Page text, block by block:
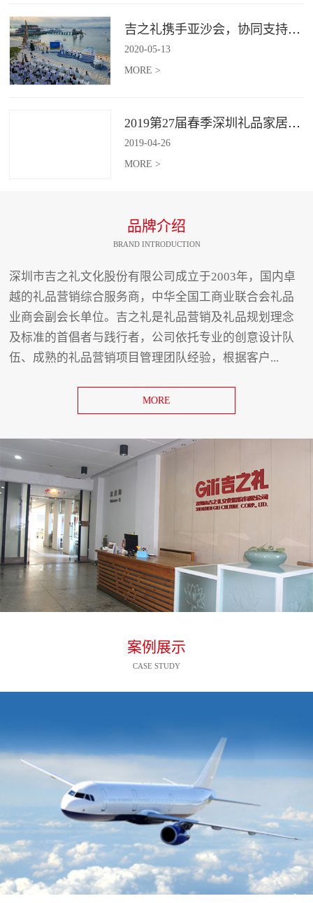
吉之礼携手亚沙会，协同支持、共襄盛举
2020-05-13
MORE >
2019第27届春季深圳礼品家居展开幕 引领礼赠行业新动向
2019-04-26
MORE >
品牌介绍
BRAND INTRODUCTION
深圳市吉之礼文化股份有限公司成立于2003年，国内卓
越的礼品营销综合服务商，中华全国工商业联合会礼品
业商会副会长单位。吉之礼是礼品营销及礼品规划理念
及标准的首倡者与践行者，公司依托专业的创意设计队
伍、成熟的礼品营销项目管理团队经验，根据客户...
MORE
案例展示
CASE STUDY